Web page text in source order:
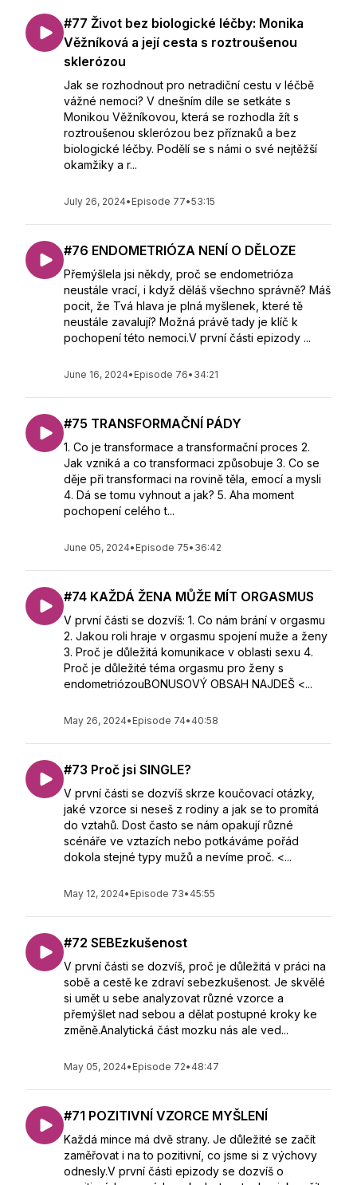
#77 Život bez biologické léčby: Monika
Věžníková a její cesta s roztroušenou
sklerózou
Jak se rozhodnout pro netradiční cestu v léčbě
vážné nemoci? V dnešním díle se setkáte s
Monikou Věžníkovou, která se rozhodla žít s
roztroušenou sklerózou bez příznaků a bez
biologické léčby. Podělí se s námi o své nejtěžší
okamžiky a r...
July 26, 2024• Episode 77•53:15
#76 ENDOMETRIÓZA NENÍ O DĚLOZE
Přemýšlela jsi někdy, proč se endometrióza
neustále vrací, i když děláš všechno správně? Máš
pocit, že Tvá hlava je plná myšlenek, které tě
neustále zavalují? Možná právě tady je klíč k
pochopení této nemoci.V první části epizody ...
June 16, 2024• Episode 76• 34:21
#75 TRANSFORMAČNÍ PÁDY
1. Co je transformace a transformační proces 2.
Jak vzniká a co transformaci způsobuje 3. Co se
děje při transformaci na rovině těla, emocí a mysli
4. Dá se tomu vyhnout a jak? 5. Aha moment
pochopení celého t...
June 05, 2024• Episode 75• 36:42
#74 KAŽDÁ ŽENA MŮŽE MÍT ORGASMUS
V první části se dozvíš: 1. Co nám brání v orgasmu
2. Jakou roli hraje v orgasmu spojení muže a ženy
3. Proč je důležitá komunikace v oblasti sexu 4.
Proč je důležité téma orgasmu pro ženy s
endometriózouBONUSOVÝ OBSAH NAJDEŠ <...
May 26, 2024• Episode 74• 40:58
#73 Proč jsi SINGLE?
V první části se dozvíš skrze koučovací otázky,
jaké vzorce si neseš z rodiny a jak se to promítá
do vztahů. Dost často se nám opakují různé
scénáře ve vztazích nebo potkáváme pořád
dokola stejné typy mužů a nevíme proč. <...
May 12, 2024• Episode 73• 45:55
#72 SEBEzkušenost
V první části se dozvíš, proč je důležitá v práci na
sobě a cestě ke zdraví sebezkušenost. Je skvělé
si umět u sebe analyzovat různé vzorce a
přemýšlet nad sebou a dělat postupné kroky ke
změně.Analytická část mozku nás ale ved...
May 05, 2024• Episode 72• 48:47
#71 POZITIVNÍ VZORCE MYŠLENÍ
Každá mince má dvě strany. Je důležité se začít
zaměřovat i na to pozitivní, co jsme si z výchovy
odnesly.V první části epizody se dozvíš o